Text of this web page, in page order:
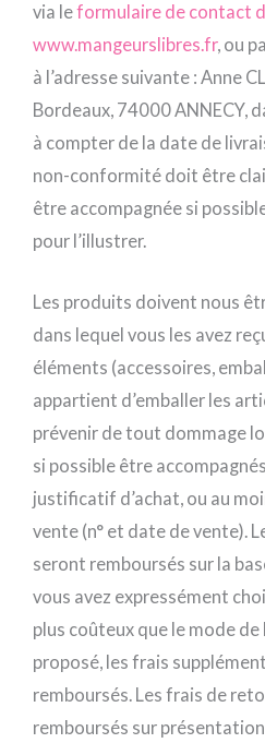
via leformulaire de contact
www.mangeurslibres.fr, ou
à l’adresse suivante : Anne
Bordeaux, 74000 ANNECY,
à compter de la date de
non-conformité doit être
être accompagnée si
pour l’illustrer.
Les produits doivent nous
dans lequel vous les avez
éléments (accessoires,
appartient d’emballer les
prévenir de tout dommage
si possible être
justificatif d’achat, ou au
vente (n° et date de vente).
seront remboursés sur la
vous avez expressément
plus coûteux que le mode
proposé, les frais
remboursés. Les frais de
remboursés sur